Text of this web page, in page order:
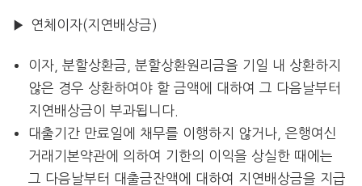
▶ 연체이자(지연배상금)
이자, 분할상환금, 분할상환원리금을 기일 내 상환하지
않은 경우 상환하여야 할 금액에 대하여 그 다음날부터
지연배상금이 부과됩니다.
대출기간 만료일에 채무를 이행하지 않거나, 은행여신
거래기본약관에 의하여 기한의 이익을 상실한 때에는
그 다음날부터 대출금잔액에 대하여 지연배상금을 지급